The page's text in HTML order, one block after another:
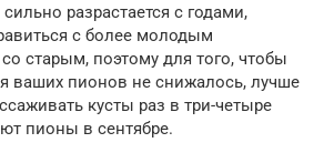
разрастается с годами,
с более молодым
старым, поэтому для того, чтобы
ваших пионов не снижалось, лучше
кусты раз в три-четыре
пионы в сентябре.